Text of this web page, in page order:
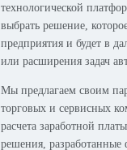
технологической
выбрать решение,
предприятия и будет в
или расширения задач
Мы предлагаем своим
торговых и сервисных
расчета заработной
решения, разработанные